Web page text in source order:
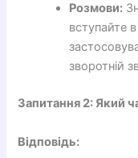
Розмови:
вступайте
зворотній
Запитання 2: Який
Відповідь: